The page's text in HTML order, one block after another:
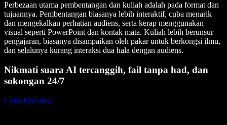
Perbezaan utama pembentangan dan kuliah adalah pada format dan
tujuannya. Pembentangan biasanya lebih interaktif, cuba menarik
dan mengekalkan perhatian audiens, serta kerap menggunakan
visual seperti PowerPoint dan kontak mata. Kuliah lebih berunsur
pengajaran, biasanya disampaikan oleh pakar untuk berkongsi ilmu,
dan selalunya kurang interaksi dua hala dengan audiens.
Nikmati suara AI tercanggih, fail tanpa had, dan
sokongan 24/7
Cuba Percuma